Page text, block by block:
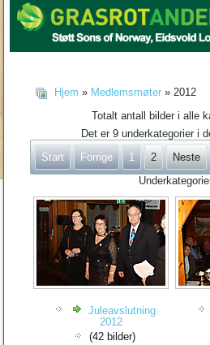
Hjem » Medlemsmøter» 2012
Totalt antall bilder i alle
Det er 9 underkategorier i
Start
Forrige 1 2 Neste
Juleavslutning
2012
(42 bilder)